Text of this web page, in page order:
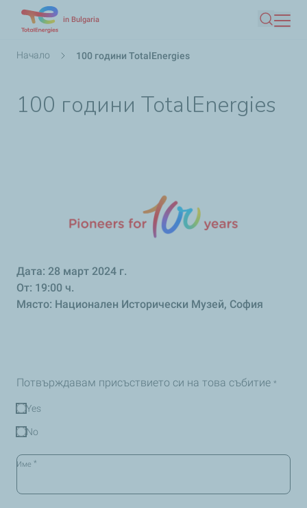
основното
in Bulgaria
Търсене
Breadcrumb
Начало 100 години TotalEnergies
100 години TotalEnergies
Дата: 28 март 2024 г.
От: 19:00 ч.
Място: Национален Исторически Музей, София
Потвърждавам присъствието си на това събитие *
Yes
No
Име *